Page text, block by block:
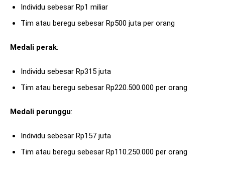
Individu sebesar Rp1 miliar
Tim atau beregu sebesar Rp500 juta per orang
Medali perak:
Individu sebesar Rp315 juta
Tim atau beregu sebesar Rp220.500.000 per orang
Medali perunggu:
Individu sebesar Rp157 juta
Tim atau beregu sebesar Rp110.250.000 per orang